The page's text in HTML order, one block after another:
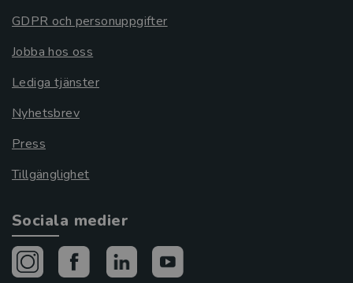
GDPR och personuppgifter
Jobba hos oss
Lediga tjänster
Nyhetsbrev
Press
Tillgänglighet
Sociala medier